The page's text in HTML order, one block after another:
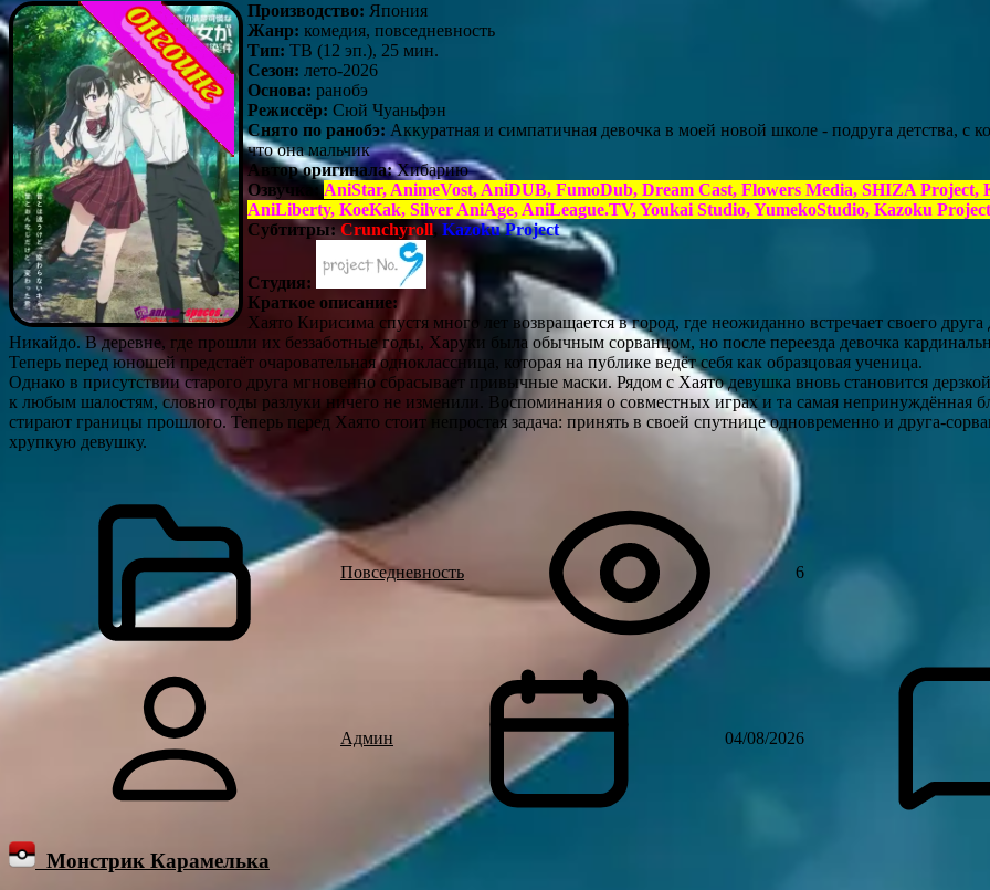
Производство: Япония
Жанр: комедия, повседневность
Тип: ТВ (12 эп.), 25 мин.
Сезон: лето-2026
Основа: ранобэ
Режиссёр: Сюй Чуаньфэн
Снято по ранобэ: Аккуратная и симпатичная девочка в моей новой школе - подруга детства, с
что она мальчик
Автор оригинала:Хибарию
Озвучка:AniStar, AnimeVost, AniDUB, FumoDub, Dream Cast, Flowers Media, SHIZA
AniLiberty, KoeKak, Silver AniAge, AniLeague.TV, Youkai Studio, YumekoStudio, Kazoku
Субтитры:Crunchyroll,Kazoku Project
Студия:
Краткое описание:
Хаято Кирисима спустя много лет возвращается в город, где неожиданно встречает своего
Никайдо. В деревне, где прошли их беззаботные годы, Харуки была обычным сорванцом, но после переезда девочка
Теперь перед юношей предстаёт очаровательная одноклассница, которая на публике ведёт себя как образцовая ученица.
Однако в присутствии старого друга мгновенно сбрасывает привычные маски. Рядом с Хаято девушка вновь становится
к любым шалостям, словно годы разлуки ничего не изменили. Воспоминания о совместных играх и та самая непринуждённая
стирают границы прошлого. Теперь перед Хаято стоит непростая задача: принять в своей спутнице одновременно и друга-
хрупкую девушку.
Повседневность 6
Админ 04/08/2026
Монстрик Карамелька